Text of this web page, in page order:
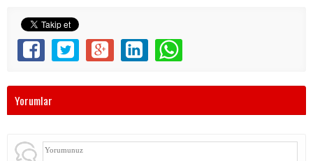
Yorumlar